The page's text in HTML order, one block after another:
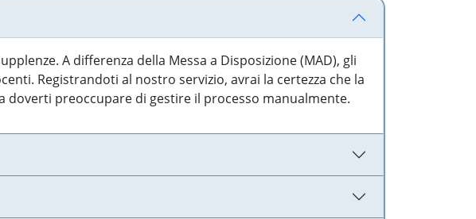
A differenza della Messa a Disposizione (MAD), gli
Registrandoti al nostro servizio, avrai la certezza che la
preoccupare di gestire il processo manualmente.